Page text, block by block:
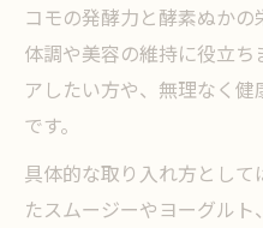
コモの発酵力と酵素ぬかの
体調や美容の維持に役立
アしたい方や、無理なく
です。
具体的な取り入れ方とし
たスムージーやヨーグル